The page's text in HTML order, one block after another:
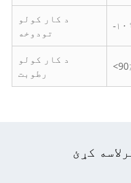
د کار کولو
تودوخه
℃
د کار کولو
رطوبت
کړئ